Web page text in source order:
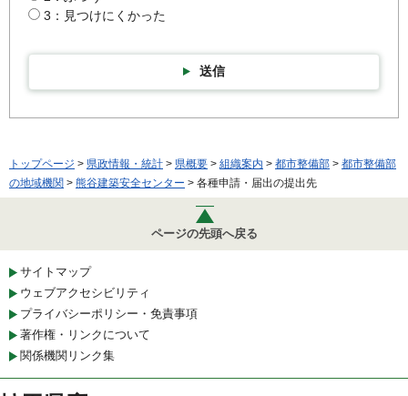
3：見つけにくかった
送信
トップページ > 県政情報・統計 > 県概要 > 組織案内 > 都市整備部 > 都市整備部
の地域機関 > 熊谷建築安全センター > 各種申請・届出の提出先
ページの先頭へ戻る
サイトマップ
ウェブアクセシビリティ
プライバシーポリシー・免責事項
著作権・リンクについて
関係機関リンク集